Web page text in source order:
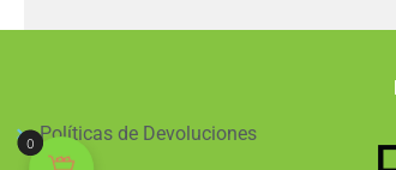
Políticas de Devoluciones
0